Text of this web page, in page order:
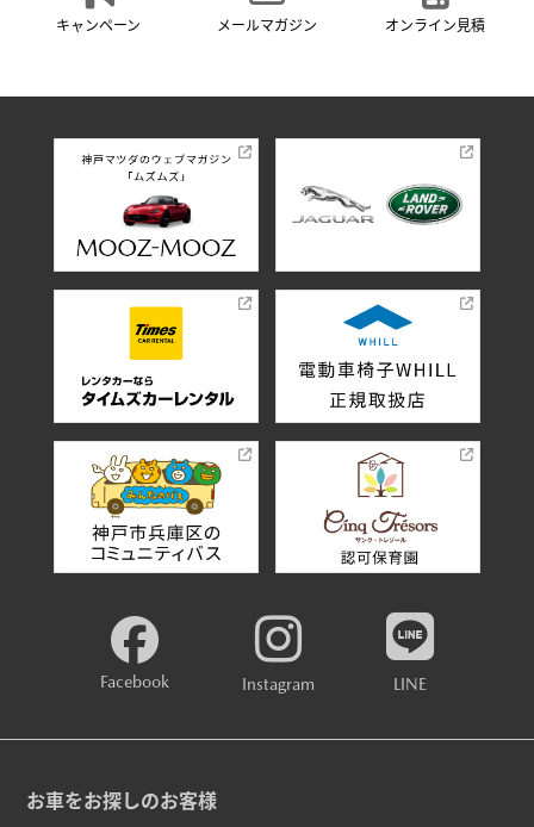
キャンペーン メールマガジン オンライン見積
Facebook Instagram LINE
お車をお探しのお客様